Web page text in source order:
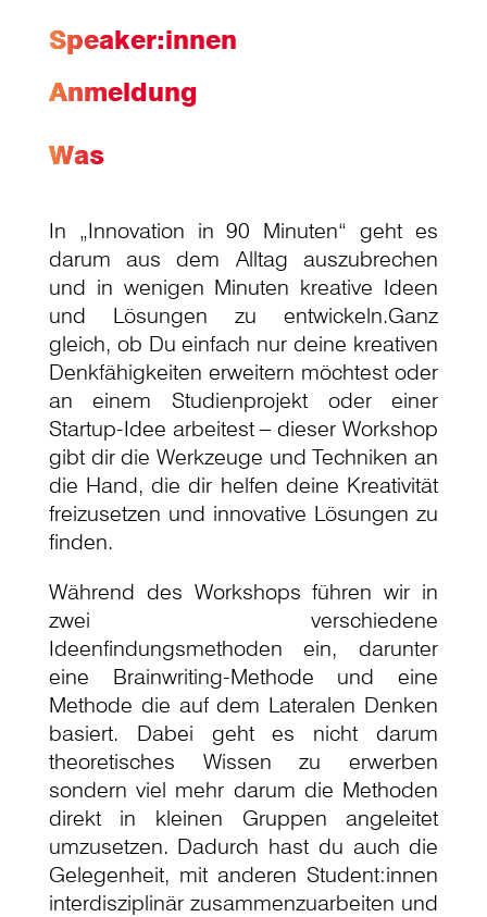
Speaker:innen
Anmeldung
Was
In „Innovation in 90 Minuten“ geht es
darum aus dem Alltag auszubrechen
und in wenigen Minuten kreative Ideen
und Lösungen zu entwickeln.Ganz
gleich, ob Du einfach nur deine kreativen
Denkfähigkeiten erweitern möchtest oder
an einem Studienprojekt oder einer
Startup-Idee arbeitest – dieser Workshop
gibt dir die Werkzeuge und Techniken an
die Hand, die dir helfen deine Kreativität
freizusetzen und innovative Lösungen zu
finden.
Während des Workshops führen wir in
zwei verschiedene
Ideenfindungsmethoden ein, darunter
eine Brainwriting-Methode und eine
Methode die auf dem Lateralen Denken
basiert. Dabei geht es nicht darum
theoretisches Wissen zu erwerben
sondern viel mehr darum die Methoden
direkt in kleinen Gruppen angeleitet
umzusetzen. Dadurch hast du auch die
Gelegenheit, mit anderen Student:innen
interdisziplinär zusammenzuarbeiten und